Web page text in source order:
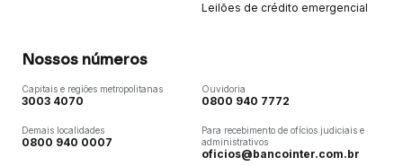
Leilões de crédito emergencial
Nossos números
Capitais e regiões metropolitanas
3003 4070
Demais localidades
0800 940 0007
Ouvidoria
0800 940 7772
Para recebimento de ofícios judiciais e
administrativos
oficios@bancointer.com.br